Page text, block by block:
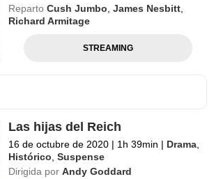
Reparto Cush Jumbo ,James Nesbitt
Richard Armitage
STREAMING
Las hijas del Reich
16 de octubre de 2020 | 1h 39min | Drama
Histórico ,Suspense
Dirigida por Andy Goddard